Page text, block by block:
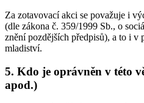
Za zotavovací akci se považuje i
(dle zákona č. 359/1999 Sb., o
znění pozdějších předpisů), a to i v
mladiství.
5. Kdo je oprávněn v této
apod.)